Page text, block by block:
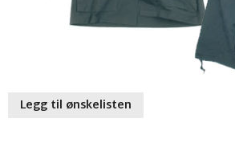
Legg til ønskelisten